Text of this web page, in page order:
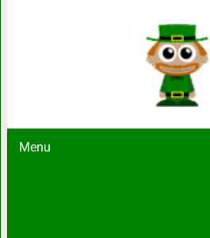
Menu
17 забавных